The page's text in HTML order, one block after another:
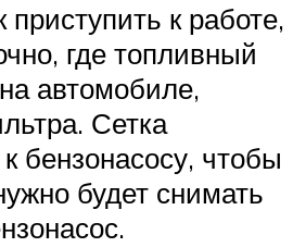
к работе,
где топливный
автомобиле,
Сетка
бензонасосу, чтобы
будет снимать